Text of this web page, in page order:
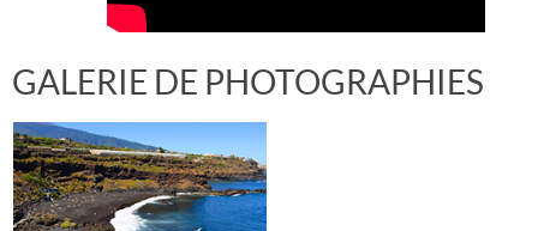
GALERIE DE PHOTOGRAPHIES